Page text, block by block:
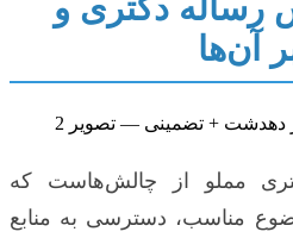
رساله دکتری و
آن‌ها
مملو از چالش‌هاست که
مناسب، دسترسی به منابع